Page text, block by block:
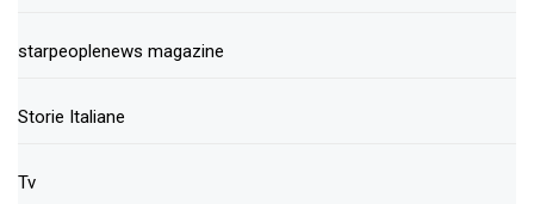
starpeoplenews magazine
Storie Italiane
Tv